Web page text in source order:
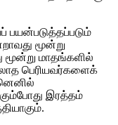
மூன்று
மாதங்களில்
பெரியவர்களைக்
இரத்தம்